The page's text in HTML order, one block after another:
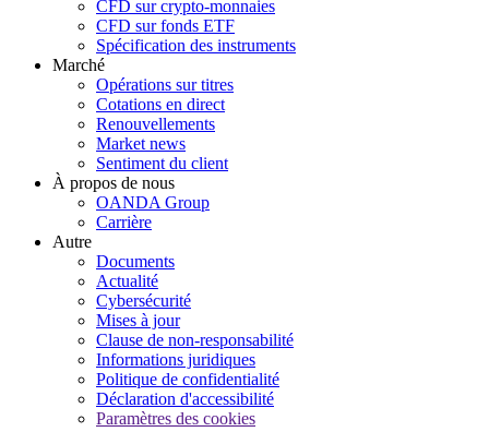
CFD sur crypto-monnaies
CFD sur fonds ETF
Spécification des instruments
Marché
Opérations sur titres
Cotations en direct
Renouvellements
Market news
Sentiment du client
À propos de nous
OANDA Group
Carrière
Autre
Documents
Actualité
Cybersécurité
Mises à jour
Clause de non-responsabilité
Informations juridiques
Politique de confidentialité
Déclaration d'accessibilité
Paramètres des cookies